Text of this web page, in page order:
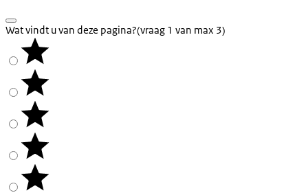
Wat vindt u van deze pagina?(vraag 1 van max 3)